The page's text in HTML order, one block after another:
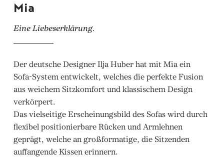
Mia
Eine Liebeserklärung.
Der deutsche Designer Ilja Huber hat mit Mia ein
Sofa-System entwickelt, welches die perfekte Fusion
aus weichem Sitzkomfort und klassischem Design
verkörpert.
Das vielseitige Erscheinungsbild des Sofas wird durch
flexibel positionierbare Rücken und Armlehnen
geprägt, welche an großformatige, die Sitzenden
auffangende Kissen erinnern.